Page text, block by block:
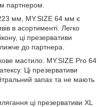
партнером.
мм, MY.SIZE 64 мм є
в асортименті. Легко
ці презервативи
до партнера.
мастило. MY.SIZE Pro 64
Ці презервативи
запах та не мають
ці презервативи XL